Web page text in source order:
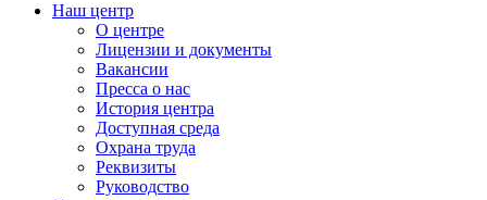
Наш центр
О центре
Лицензии и документы
Вакансии
Пресса о нас
История центра
Доступная среда
Охрана труда
Реквизиты
Руководство